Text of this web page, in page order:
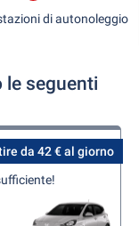
di autonoleggio
le seguenti
da 42 € al giorno